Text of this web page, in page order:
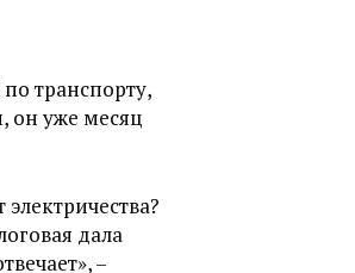
транспорту,
он уже месяц
дала
–